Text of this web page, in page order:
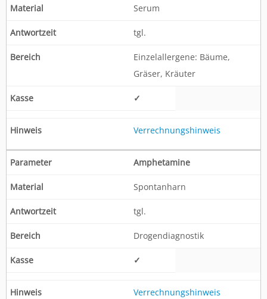
Serum
tgl.
Einzelallergene: Bäume,
Gräser, Kräuter
✓
Verrechnungshinweis
Amphetamine
Spontanharn
tgl.
Drogendiagnostik
✓
Verrechnungshinweis